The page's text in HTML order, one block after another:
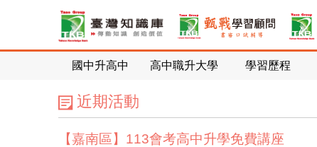
國中升高中 高中職升大學 學習歷程
近期活動
【嘉南區】113會考高中升學免費講座